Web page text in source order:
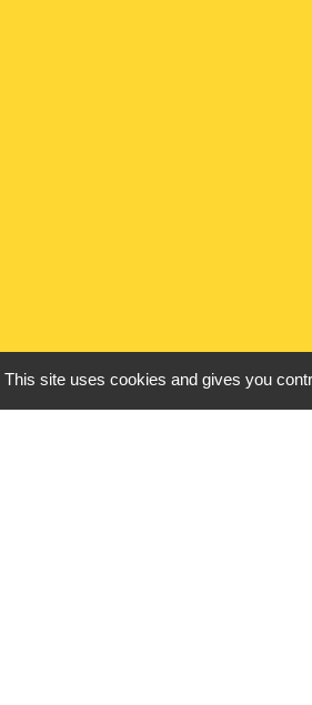
This site uses cookies and gives you